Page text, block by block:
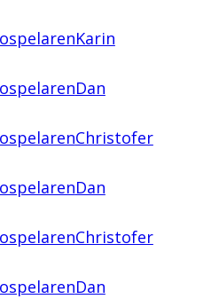
Karin
Dan
Christofer
Dan
Christofer
Dan